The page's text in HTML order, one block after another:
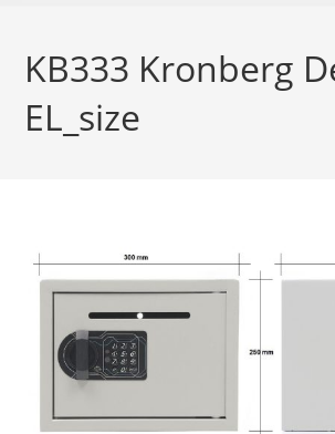
KB333 Kronberg
EL_size